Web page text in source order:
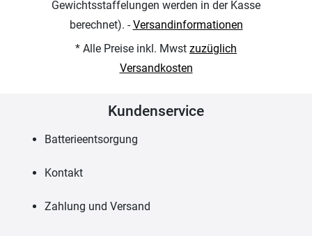
Gewichtsstaffelungen werden in der Kasse
berechnet). -Versandinformationen
* Alle Preise inkl. Mwst zuzüglich
Versandkosten
Kundenservice
Batterieentsorgung
Kontakt
Zahlung und Versand